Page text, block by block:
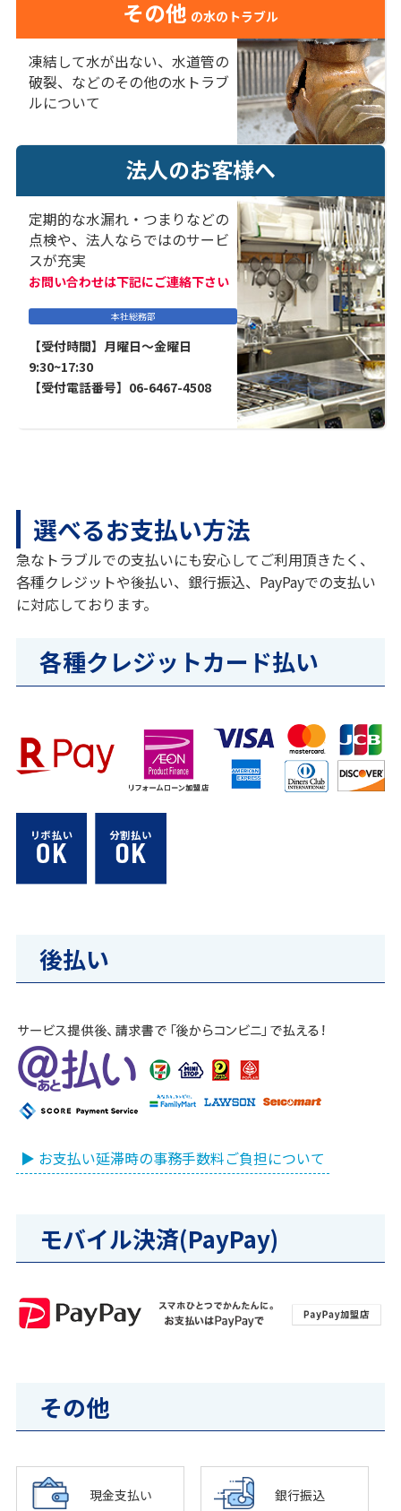
その他 の水のトラブル
凍結して水が出ない、水道管の
破裂、などのその他の水トラブ
ルについて
法人のお客様へ
定期的な水漏れ・つまりなどの
点検や、法人ならではのサービ
スが充実
お問い合わせは下記にご連絡下さい
本社総務部
【受付時間】月曜日～金曜日
9:30~17:30
【受付電話番号】06-6467-4508
選べるお支払い方法
急なトラブルでの支払いにも安心してご利用頂きたく、
各種クレジットや後払い、銀行振込、PayPayでの支払い
に対応しております。
各種クレジットカード払い
後払い
▶ お支払い延滞時の事務手数料ご負担について
モバイル決済(PayPay)
その他
現金支払い 銀行振込